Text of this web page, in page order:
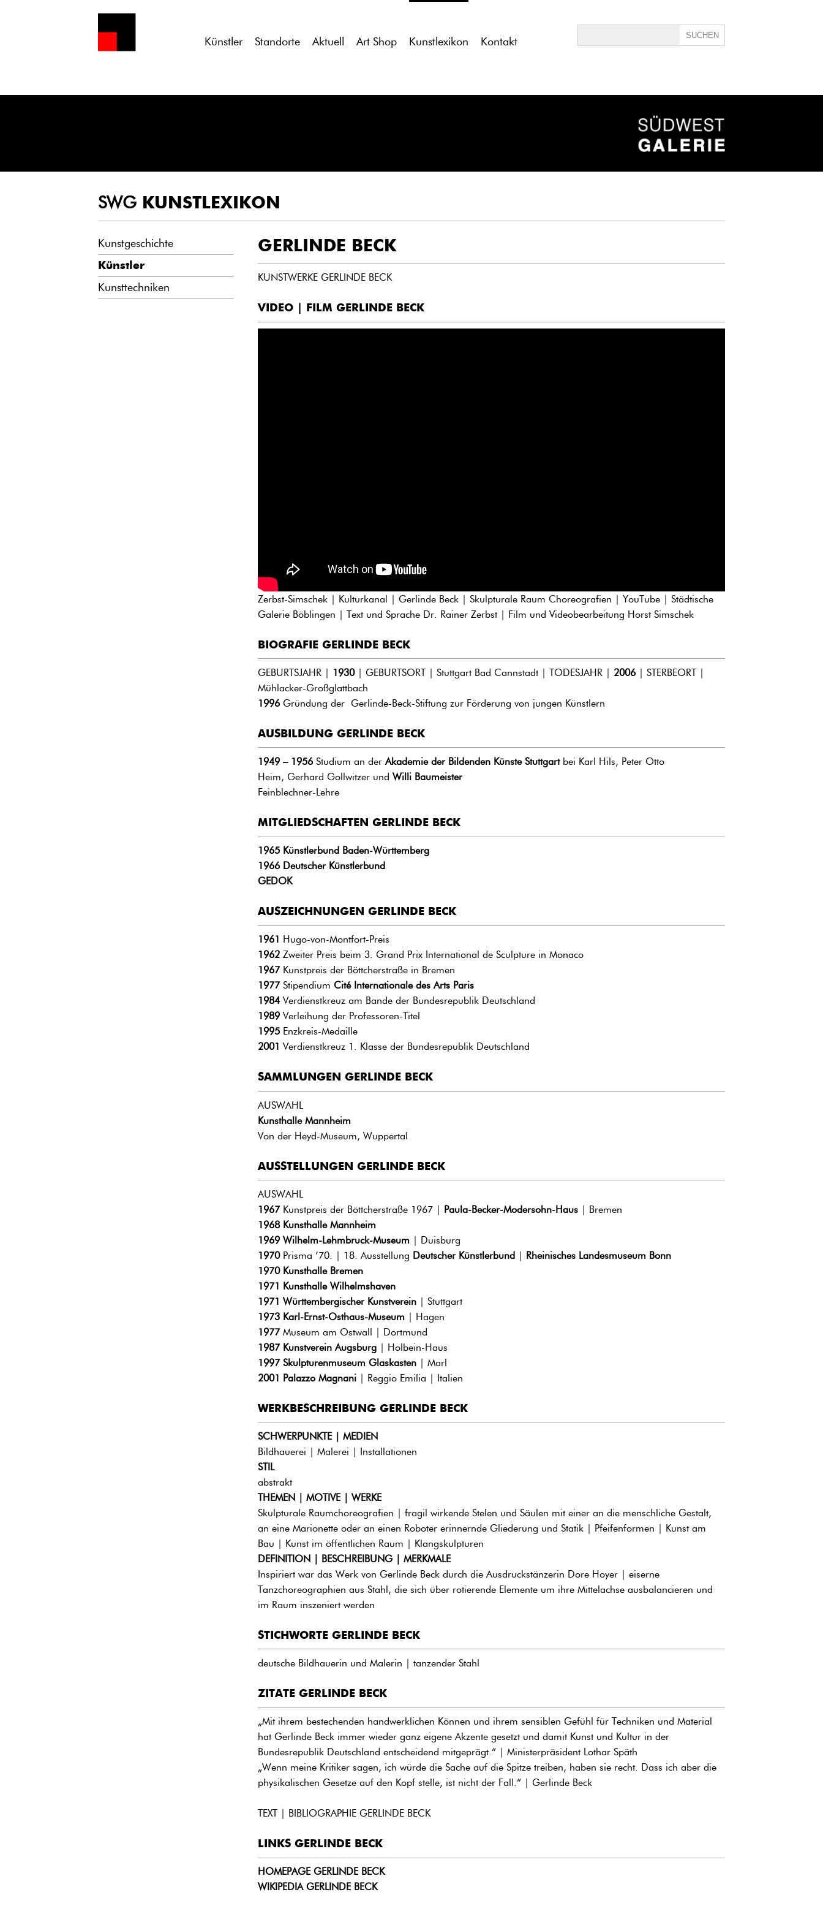
Künstler Standorte Aktuell Art Shop Kunstlexikon Kontakt
SWG KUNSTLEXIKON
Kunstgeschichte
Künstler
Kunsttechniken
GERLINDE BECK
KUNSTWERKE GERLINDE BECK
VIDEO | FILM GERLINDE BECK
Zerbst-Simschek | Kulturkanal | Gerlinde Beck | Skulpturale Raum Choreografien | YouTube | Städtische
Galerie Böblingen | Text und Sprache Dr. Rainer Zerbst | Film und Videobearbeitung Horst Simschek
BIOGRAFIE GERLINDE BECK
GEBURTSJAHR | 1930| GEBURTSORT | Stuttgart Bad Cannstadt | TODESJAHR | 2006 | STERBEORT |
Mühlacker-Großglattbach
1996 Gründung der Gerlinde-Beck-Stiftung zur Förderung von jungen Künstlern
AUSBILDUNG GERLINDE BECK
1949 – 1956 Studium an derAkademie der Bildenden Künste Stuttgartbei Karl Hils, Peter Otto
Heim, Gerhard Gollwitzer und Willi Baumeister
Feinblechner-Lehre
MITGLIEDSCHAFTEN GERLINDE BECK
1965 Künstlerbund Baden-Württemberg
1966 Deutscher Künstlerbund
GEDOK
AUSZEICHNUNGEN GERLINDE BECK
1961 Hugo-von-Montfort-Preis
1962 Zweiter Preis beim 3. Grand Prix International de Sculpture in Monaco
1967Kunstpreis der Böttcherstraße in Bremen
1977Stipendium Cité Internationale des Arts Paris
1984 Verdienstkreuz am Bande der Bundesrepublik Deutschland
1989 Verleihung der Professoren-Titel
1995 Enzkreis-Medaille
2001 Verdienstkreuz 1. Klasse der Bundesrepublik Deutschland
SAMMLUNGEN GERLINDE BECK
AUSWAHL
Kunsthalle Mannheim
Von der Heyd-Museum, Wuppertal
AUSSTELLUNGEN GERLINDE BECK
AUSWAHL
1967Kunstpreis der Böttcherstraße 1967 | Paula-Becker-Modersohn-Haus | Bremen
1968 Kunsthalle Mannheim
1969 Wilhelm-Lehmbruck-Museum | Duisburg
1970Prisma ’70. | 18. Ausstellung Deutscher Künstlerbund | Rheinisches Landesmuseum Bonn
1970 Kunsthalle Bremen
1971 Kunsthalle Wilhelmshaven
1971 Württembergischer Kunstverein | Stuttgart
1973 Karl-Ernst-Osthaus-Museum | Hagen
1977Museum am Ostwall | Dortmund
1987 Kunstverein Augsburg | Holbein-Haus
1997 Skulpturenmuseum Glaskasten | Marl
2001 Palazzo Magnani | Reggio Emilia | Italien
WERKBESCHREIBUNG GERLINDE BECK
SCHWERPUNKTE | MEDIEN
Bildhauerei | Malerei | Installationen
STIL
abstrakt
THEMEN | MOTIVE | WERKE
Skulpturale Raumchoreografien | fragil wirkende Stelen und Säulen mit einer an die menschliche Gestalt,
an eine Marionette oder an einen Roboter erinnernde Gliederung und Statik | Pfeifenformen | Kunst am
Bau | Kunst im öffentlichen Raum | Klangskulpturen
DEFINITION | BESCHREIBUNG | MERKMALE
Inspiriert war das Werk von Gerlinde Beck durch die Ausdruckstänzerin Dore Hoyer | eiserne
Tanzchoreographien aus Stahl, die sich über rotierende Elemente um ihre Mittelachse ausbalancieren und
im Raum inszeniert werden
STICHWORTE GERLINDE BECK
deutsche Bildhauerin und Malerin | tanzender Stahl
ZITATE GERLINDE BECK
„Mit ihrem bestechenden handwerklichen Können und ihrem sensiblen Gefühl für Techniken und Material
hat Gerlinde Beck immer wieder ganz eigene Akzente gesetzt und damit Kunst und Kultur in der
Bundesrepublik Deutschland entscheidend mitgeprägt.“ | Ministerpräsident Lothar Späth
„Wenn meine Kritiker sagen, ich würde die Sache auf die Spitze treiben, haben sie recht. Dass ich aber die
physikalischen Gesetze auf den Kopf stelle, ist nicht der Fall.“ | Gerlinde Beck
TEXT | BIBLIOGRAPHIE GERLINDE BECK
LINKS GERLINDE BECK
HOMEPAGE GERLINDE BECK
WIKIPEDIA GERLINDE BECK